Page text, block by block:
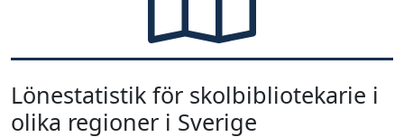
Lönestatistik för skolbibliotekarie i
olika regioner i Sverige